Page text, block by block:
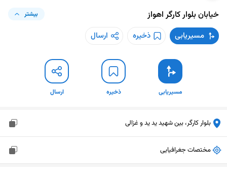
خیابان بلوار کارگر اهواز بیشتر
مسیریابی ذخیره ارسال
مسیریابی ذخیره ارسال
بلوار کارگر، بین شهید ید ید و غزالی
مختصات جغرافیایی